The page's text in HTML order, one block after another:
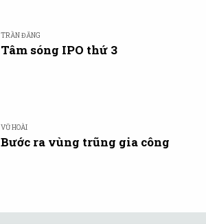
TRẦN ĐĂNG
Tâm sóng IPO thứ 3
VŨ HOÀI
Bước ra vùng trũng gia công